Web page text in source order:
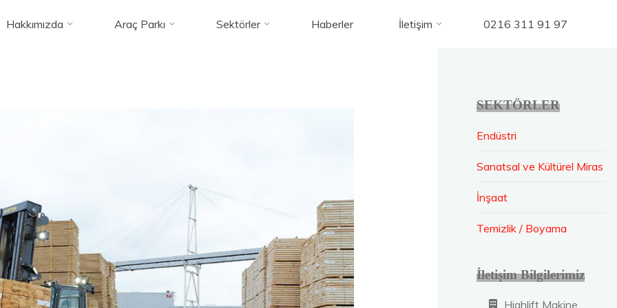
Hakkımızda Araç Parkı Sektörler Haberler İletişim 0216 311 91 97
Truck-App3
SEKTÖRLER
Endüstri
Sanatsal ve Kültürel Miras
İnşaat
Temizlik / Boyama
İletişim Bilgilerimiz
Highlift Makine